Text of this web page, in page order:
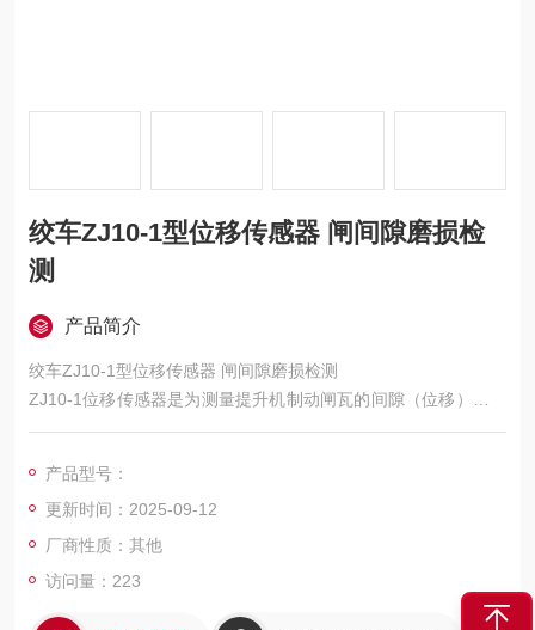
绞车ZJ10-1型位移传感器 闸间隙磨损检
测
产品简介
绞车ZJ10-1型位移传感器 闸间隙磨损检测
ZJ10-1位移传感器是为测量提升机制动闸瓦的间隙（位移）而设
计的一种传感器。
产品型号：
更新时间：2025-09-12
厂商性质：其他
访问量：223